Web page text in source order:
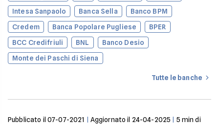
Intesa Sanpaolo
Banca Sella
Banco BPM
Credem
Banca Popolare Pugliese
BPER
BCC Credifriuli
BNL
Banco Desio
Monte dei Paschi di Siena
Tutte le banche
Pubblicato il 07-07-2021 Aggiornato il 24-04-2025 5 min di